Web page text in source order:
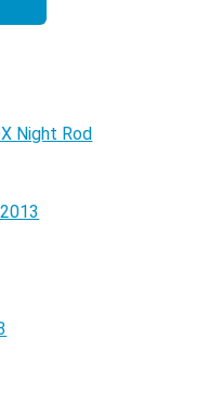
Night Rod